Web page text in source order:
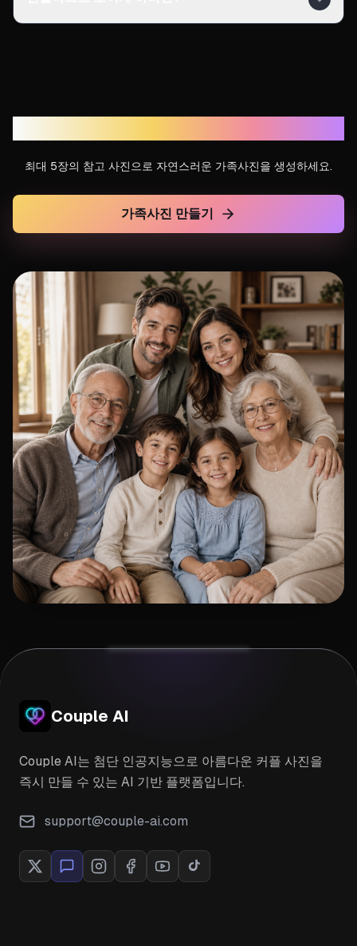
최대 5장의 참고 사진으로 자연스러운 가족사진을 생성하세요.
가족사진 만들기
Couple AI
Couple AI는 첨단 인공지능으로 아름다운 커플 사진을
즉시 만들 수 있는 AI 기반 플랫폼입니다.
support@couple-ai.com